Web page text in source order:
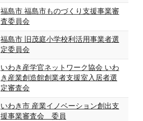
福島市 福島市ものづくり支援事業審
査委員会
福島市 旧茂庭小学校利活用事業者選
定委員会
いわき産学官ネットワーク協会 いわ
き産業創造館創業者支援室入居者選
定審査会
いわき市 産業イノベーション創出支
援事業審査会 委員